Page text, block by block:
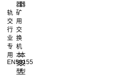
器器
轨
交
行
业
专
用
EN50155
矿
用
交
换
机
本
安
型
本
安
型